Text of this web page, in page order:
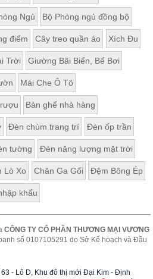
Ngủ Bộ Phòng ngủ đồng bộ
điểm Cây treo quần áo Xích Đu
Trời Giường Bãi Biển, Bể Bơi
Mái Che Ô Tô
Bàn ghế nhà hàng
Đèn chùm trang trí Đèn ốp trần
tường Đèn năng lượng mặt trời
Lò Xo Chăn Ga Gối Đệm Bông Ép
khẩu
CÔNG TY CỔ PHẦN THƯƠNG MẠI VƯƠNG
số 0107105291 do Sở Kế hoạch và Đầu
63 - Lô D, Khu đô thị mới Đại Kim - Định